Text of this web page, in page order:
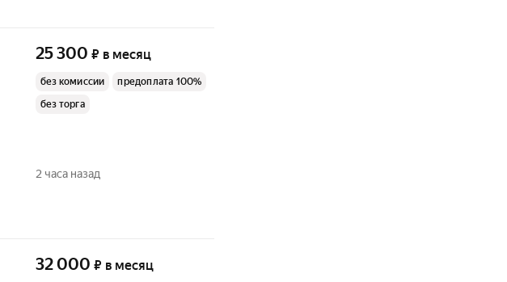
25 300 ₽ в месяц
без комиссии
предоплата 100%
без торга
2 часа назад
32 000 ₽ в месяц